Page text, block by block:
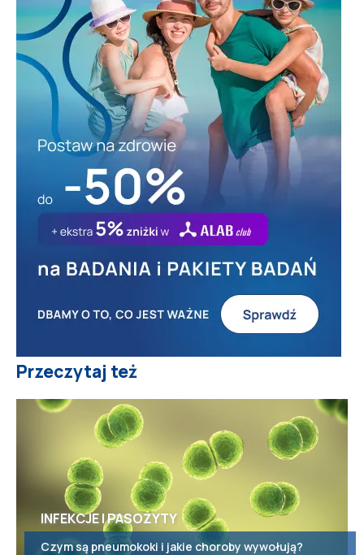
Przeczytaj też
INFEKCJE I PASOŻYTY
Czym są pneumokoki i jakie choroby wywołują?